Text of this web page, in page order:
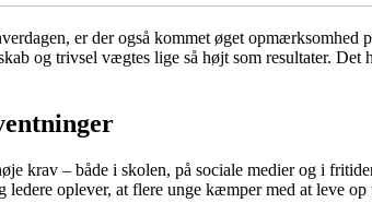
er der også kommet øget
og trivsel vægtes lige så højt som resultater.
krav – både i skolen, på sociale medier og i
oplever, at flere unge kæmper med at leve op